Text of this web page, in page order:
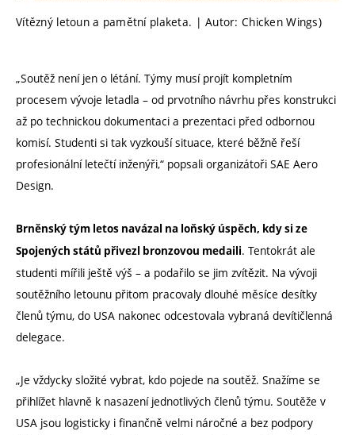
Vítězný letoun a pamětní plaketa. | Autor: Chicken Wings)
„Soutěž není jen o létání. Týmy musí projít kompletním
procesem vývoje letadla – od prvotního návrhu přes konstrukci
až po technickou dokumentaci a prezentaci před odbornou
komisí. Studenti si tak vyzkouší situace, které běžně řeší
profesionální letečtí inženýři,“ popsali organizátoři SAE Aero
Design.
Brněnský tým letos navázal na loňský úspěch, kdy si ze
Spojených států přivezl bronzovou medaili. Tentokrát ale
studenti mířili ještě výš – a podařilo se jim zvítězit. Na vývoji
soutěžního letounu přitom pracovaly dlouhé měsíce desítky
členů týmu, do USA nakonec odcestovala vybraná devítičlenná
delegace.
„Je vždycky složité vybrat, kdo pojede na soutěž. Snažíme se
přihlížet hlavně k nasazení jednotlivých členů týmu. Soutěže v
USA jsou logisticky i finančně velmi náročné a bez podpory